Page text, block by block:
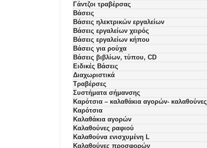
Γάντζοι τραβέρσας
Βάσεις
Βάσεις ηλεκτρικών εργαλείων
Βάσεις εργαλείων χειρός
Βάσεις εργαλείων κήπου
Βάσεις για ρούχα
Βάσεις βιβλίων, τύπου, CD
Ειδικές Βάσεις
Διαχωριστικά
Τραβέρσες
Συστήματα σήμανσης
Καρότσια – καλαθάκια αγορών- καλαθούνες
Καρότσια
Καλαθάκια αγορών
Καλαθούνες ραφιού
Καλαθούνα ενισχυμένη L
Καλαθούνες προσφορών